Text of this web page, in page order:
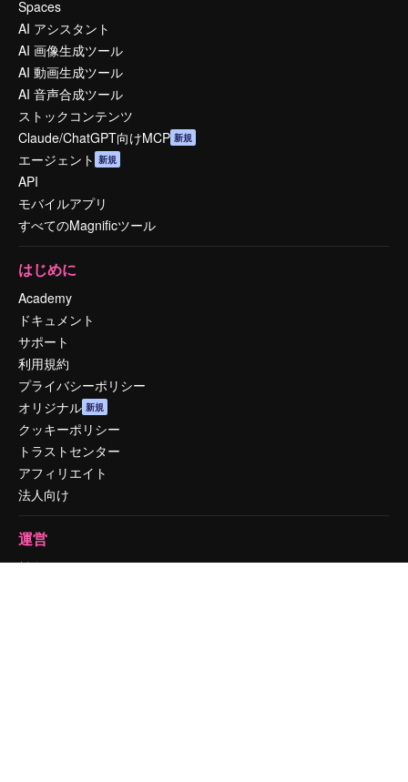
Spaces
AI アシスタント
AI 画像生成ツール
AI 動画生成ツール
AI 音声合成ツール
ストックコンテンツ
Claude/ChatGPT向けMCP 新規
エージェント 新規
API
モバイルアプリ
すべてのMagnificツール
はじめに
Academy
ドキュメント
サポート
利用規約
プライバシーポリシー
オリジナル 新規
クッキーポリシー
トラストセンター
アフィリエイト
法人向け
運営
料金